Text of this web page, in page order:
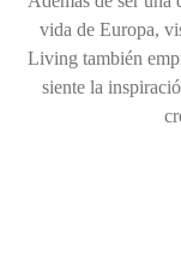
vida de Europa,
Living también
siente la